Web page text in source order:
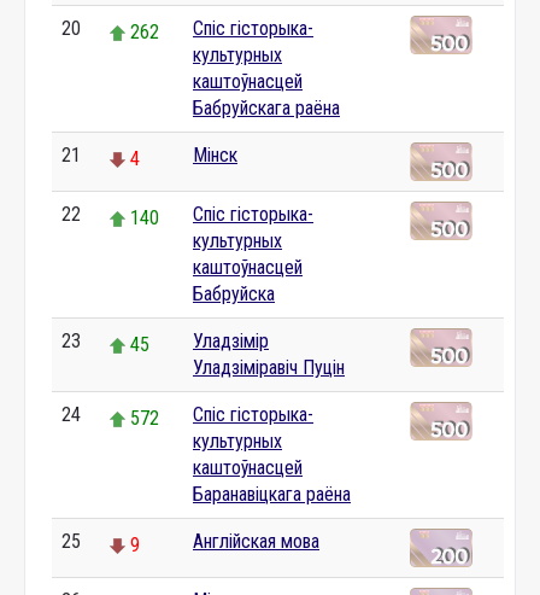
20 262
Спіс гісторыка-
культурных
каштоўнасцей
Бабруйскага раёна
21 4 Мінск
22 140
Спіс гісторыка-
культурных
каштоўнасцей
Бабруйска
23 45
Уладзімір
Уладзіміравіч Пуцін
24 572
Спіс гісторыка-
культурных
каштоўнасцей
Баранавіцкага раёна
25 9 Англійская мова